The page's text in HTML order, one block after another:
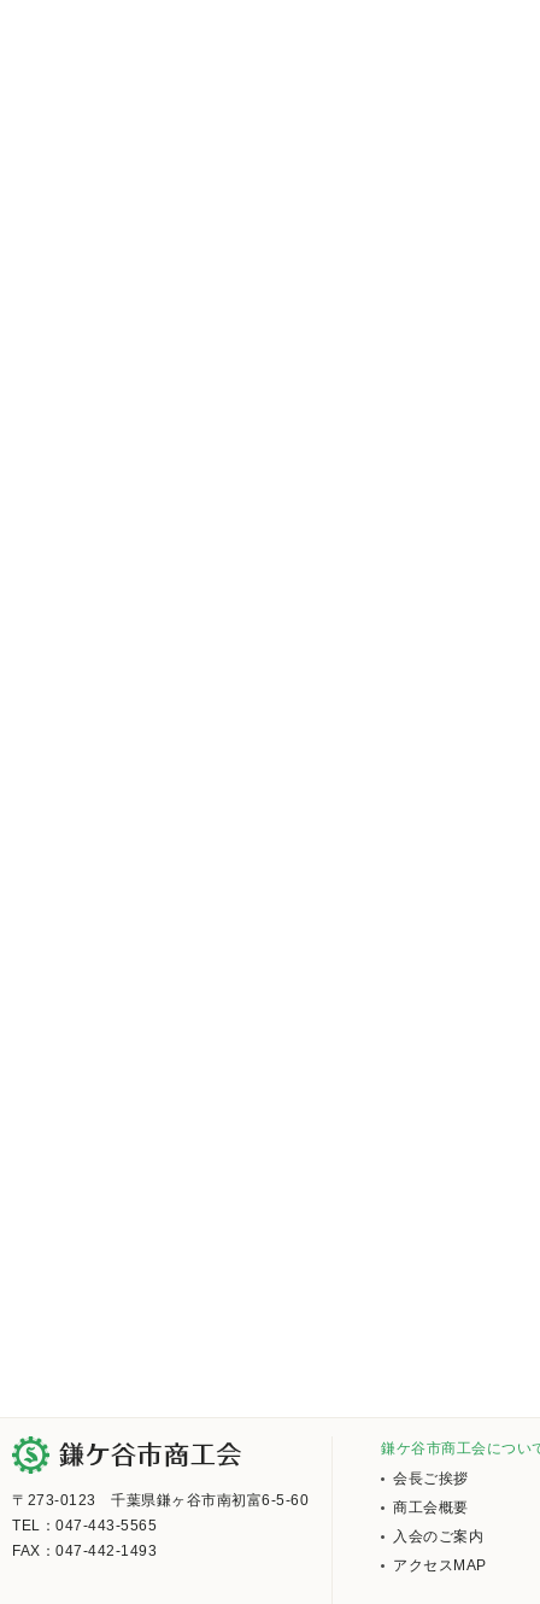
〒273-0123 千葉県鎌ヶ谷市南初富6-5-60
TEL：047-443-5565
FAX：047-442-1493
鎌ケ谷市商工会につい
会長ご挨拶
商工会概要
入会のご案内
アクセスMAP